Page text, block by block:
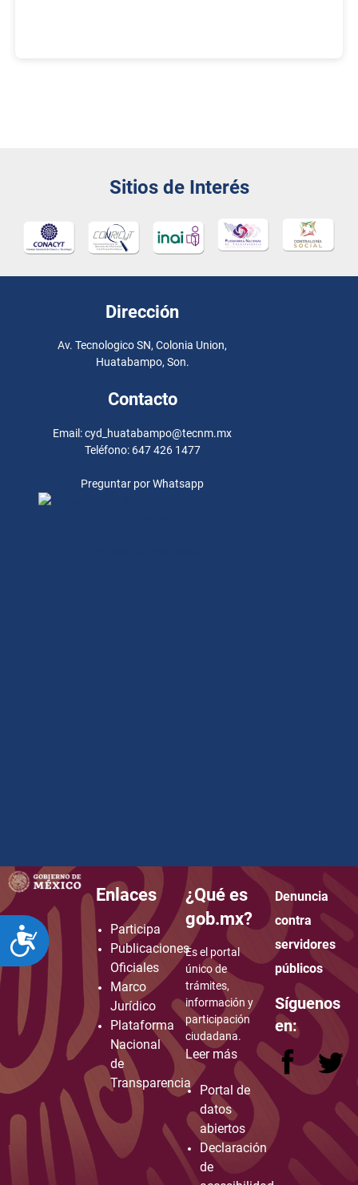
ACCESIBILIDAD
Sitios de Interés
Dirección
Av. Tecnologico SN, Colonia Union,
Huatabampo, Son.
Contacto
Email: cyd_huatabampo@tecnm.mx
Teléfono: 647 426 1477
Preguntar por Whatsapp
how to embed google map in website
Enlaces
Participa
Publicaciones
Oficiales
Marco
Jurídico
Plataforma
Nacional
de
Transparencia
¿Qué es
gob.mx?
Es el portal
único de
trámites,
información y
participación
ciudadana.
Leer más
Portal de
datos
abiertos
Declaración
de
Denuncia
contra
servidores
públicos
Síguenos
en: